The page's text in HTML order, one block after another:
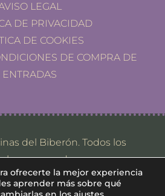
LEGAL
DE PRIVACIDAD
DE COOKIES
DE COMPRA DE
ENTRADAS
del Biberón. Todos los
reservados.
ofrecerte la mejor experiencia
aprender más sobre qué